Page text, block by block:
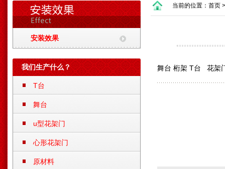
安装效果
我们生产什么？
T台
舞台
u型花架门
心形花架门
原材料
当前的位置： 首页
舞台 桁架 T台 花架